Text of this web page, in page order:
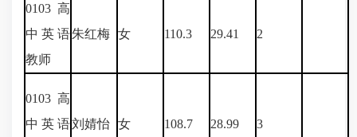
0103 高
中英语
教师
朱红梅 女 110.3 29.41 2
0103 高
中英语刘婧怡 女 108.7 28.99 3